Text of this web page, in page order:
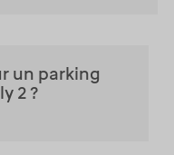
un parking
2 ?